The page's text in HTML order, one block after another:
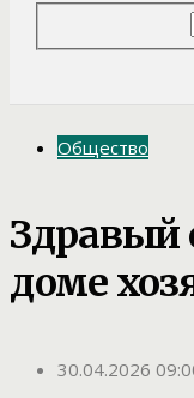
Общество
Здравый
доме
30.04.2026